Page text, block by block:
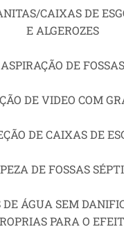
CAIXAS DE
E ALGEROZES
ASPIRAÇÃO DE FOSSAS
DE VIDEO COM
DE CAIXAS DE
DE FOSSAS
DE ÁGUA SEM
PARA O